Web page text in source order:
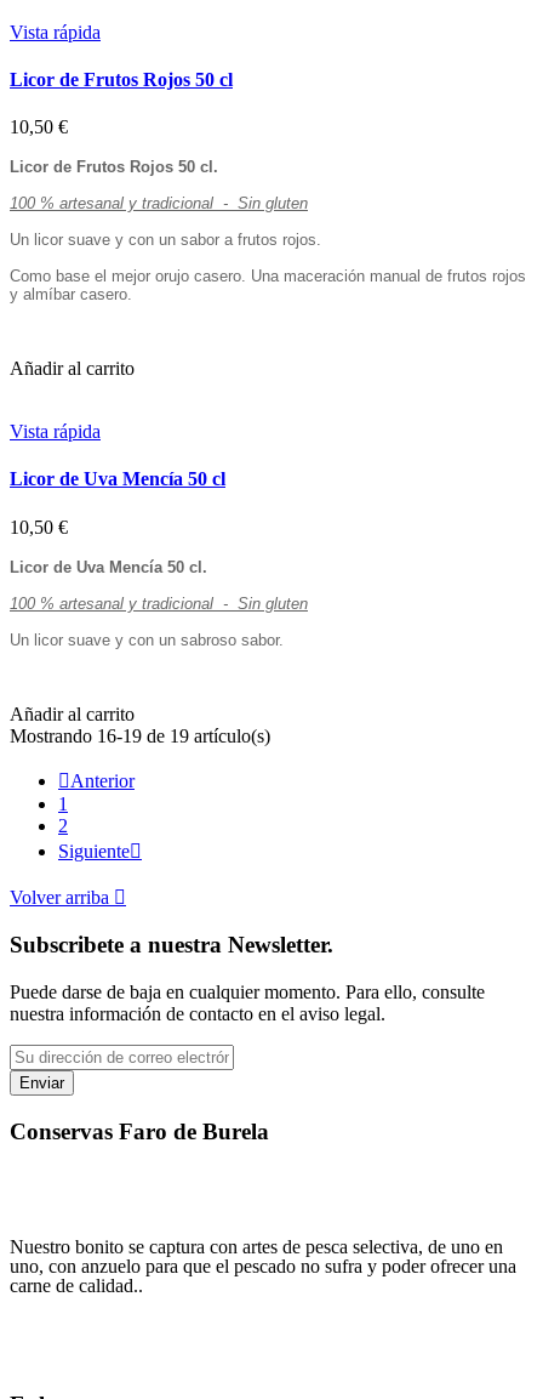
Vista rápida
Licor de Frutos Rojos 50 cl
10,50 €
Licor de Frutos Rojos 50 cl.
100 % artesanal y tradicional - Sin gluten
Un licor suave y con un sabor a frutos rojos.
Como base el mejor orujo casero. Una maceración manual de frutos rojos
y almíbar casero.
Añadir al carrito
Vista rápida
Licor de Uva Mencía 50 cl
10,50 €
Licor de Uva Mencía 50 cl.
100 % artesanal y tradicional - Sin gluten
Un licor suave y con un sabroso sabor.
Añadir al carrito
Mostrando 16-19 de 19 artículo(s)
Anterior
1
2
Siguiente
Volver arriba 
Subscribete a nuestra Newsletter.
Puede darse de baja en cualquier momento. Para ello, consulte
nuestra información de contacto en el aviso legal.
Conservas Faro de Burela
Nuestro bonito se captura con artes de pesca selectiva, de uno en
uno, con anzuelo para que el pescado no sufra y poder ofrecer una
carne de calidad..